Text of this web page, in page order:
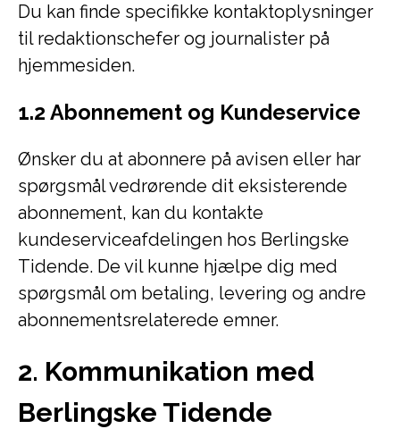
Du kan finde specifikke kontaktoplysninger
til redaktionschefer og journalister på
hjemmesiden.
1.2 Abonnement og Kundeservice
Ønsker du at abonnere på avisen eller har
spørgsmål vedrørende dit eksisterende
abonnement, kan du kontakte
kundeserviceafdelingen hos Berlingske
Tidende. De vil kunne hjælpe dig med
spørgsmål om betaling, levering og andre
abonnementsrelaterede emner.
2. Kommunikation med
Berlingske Tidende